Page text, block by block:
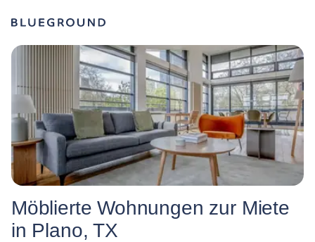
Möblierte Wohnungen zur Miete
in Plano, TX